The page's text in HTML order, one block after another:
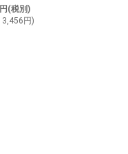
円 (税別)
3,456 円)